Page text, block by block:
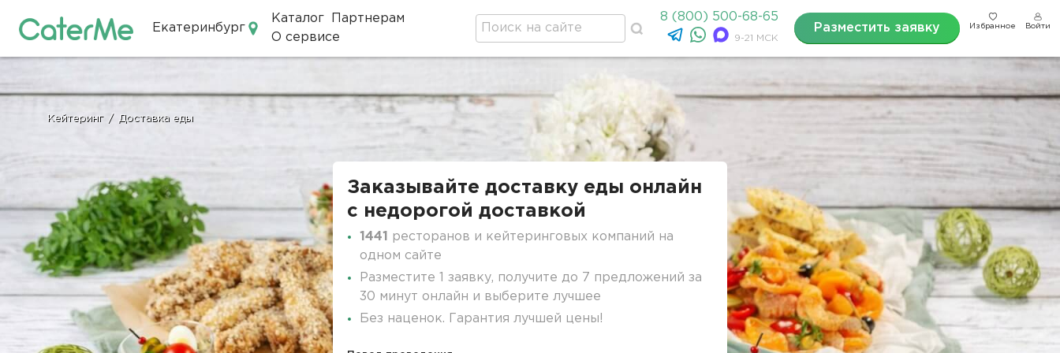
Екатеринбург
Каталог
Партнерам
О сервисе
8 (800) 500-68-65
9-21 МСК
Разместить заявку Избранное Войти
Строка
Кейтеринг / Доставка еды
Заказывайте доставку еды онлайн
c недорогой доставкой
1441
ресторанов и кейтеринговых компаний на
одном сайте
Разместите 1 заявку, получите до 7 предложений за
30 минут онлайн и выберите лучшее
Без наценок. Гарантия лучшей цены!